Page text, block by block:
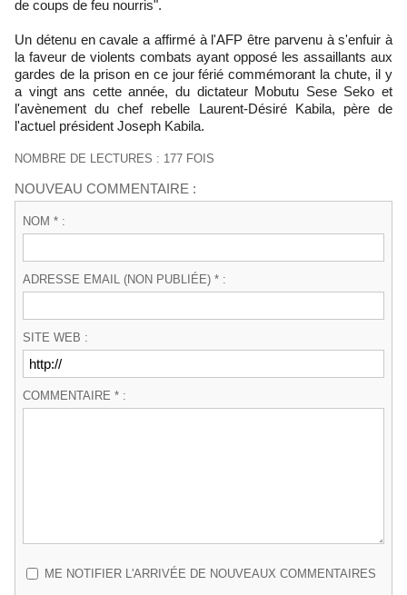
de coups de feu nourris".
Un détenu en cavale a affirmé à l'AFP être parvenu à s'enfuir à
la faveur de violents combats ayant opposé les assaillants aux
gardes de la prison en ce jour férié commémorant la chute, il y
a vingt ans cette année, du dictateur Mobutu Sese Seko et
l'avènement du chef rebelle Laurent-Désiré Kabila, père de
l'actuel président Joseph Kabila.
NOMBRE DE LECTURES : 177 FOIS
NOUVEAU COMMENTAIRE :
NOM * :
ADRESSE EMAIL (NON PUBLIÉE) * :
SITE WEB :
COMMENTAIRE * :
ME NOTIFIER L'ARRIVÉE DE NOUVEAUX COMMENTAIRES